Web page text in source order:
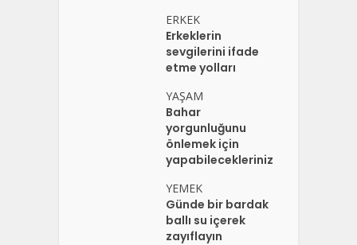
ERKEK
Erkeklerin
sevgilerini ifade
etme yolları
YAŞAM
Bahar
yorgunluğunu
önlemek için
yapabilecekleriniz
YEMEK
Günde bir bardak
ballı su içerek
zayıflayın